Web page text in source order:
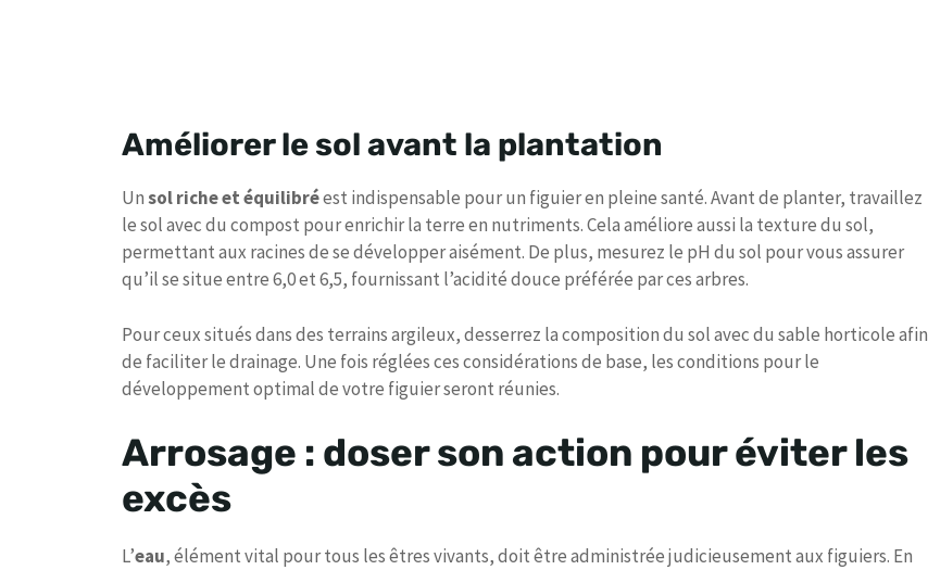
Améliorer le sol avant la plantation
Unsol riche et équilibréest indispensable pour un figuier en pleine santé. Avant de planter, travaillez
le sol avec du compost pour enrichir la terre en nutriments. Cela améliore aussi la texture du sol,
permettant aux racines de se développer aisément. De plus, mesurez le pH du sol pour vous assurer
qu’il se situe entre 6,0 et 6,5, fournissant l’acidité douce préférée par ces arbres.
Pour ceux situés dans des terrains argileux, desserrez la composition du sol avec du sable horticole afin
de faciliter le drainage. Une fois réglées ces considérations de base, les conditions pour le
développement optimal de votre figuier seront réunies.
Arrosage : doser son action pour éviter les
excès
L’eau, élément vital pour tous les êtres vivants, doit être administrée judicieusement aux figuiers. En